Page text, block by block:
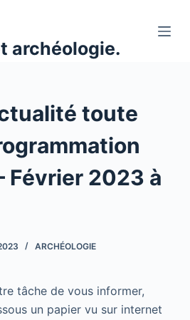
archéologie.
toute
Février 2023 à
ARCHÉOLOGIE
tâche de vous informer,
un papier vu sur internet